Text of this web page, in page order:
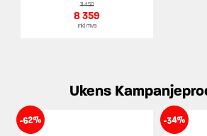
11 450
8 359
inkl mva
Ukens
-62% -34%